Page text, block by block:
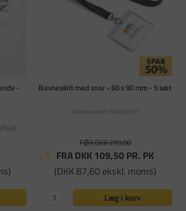
-
Navneskilt med snor - 60 x 90 mm - 5 sæt
Varenummer: PA-690397
FØR DKK 219,00
FRA DKK 109,50PR. PK
(DKK 87,60 ekskl. moms)
Læg i kurv